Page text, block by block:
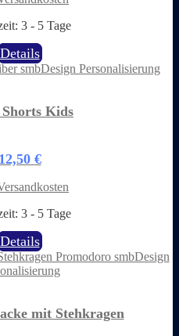
der
Produktseite
gewählt
werden
3 - 5 Tage
DetailsDieses
Produkt
weist
Varianten
auf.
können
der
Produktseite
gewählt
werden
Shorts Kids
12,50 €
3 - 5 Tage
DetailsDieses
Produkt
weist
mehrere
auf.
Die
mit Stehkragen